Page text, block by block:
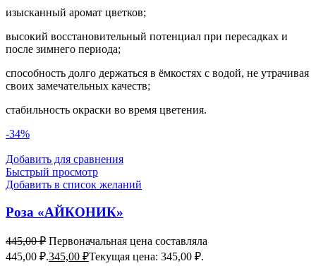
изысканный аромат цветков;
высокий восстановительный потенциал при пересадках и
после зимнего периода;
способность долго держаться в ёмкостях с водой, не утрачивая
своих замечательных качеств;
стабильность окраски во время цветения.
-34%
Добавить для сравнения
Быстрый просмотр
Добавить в список желаний
Роза «АЙКОНИК»
445,00₽ Первоначальная цена составляла
445,00 ₽.345,00 ₽Текущая цена: 345,00 ₽.